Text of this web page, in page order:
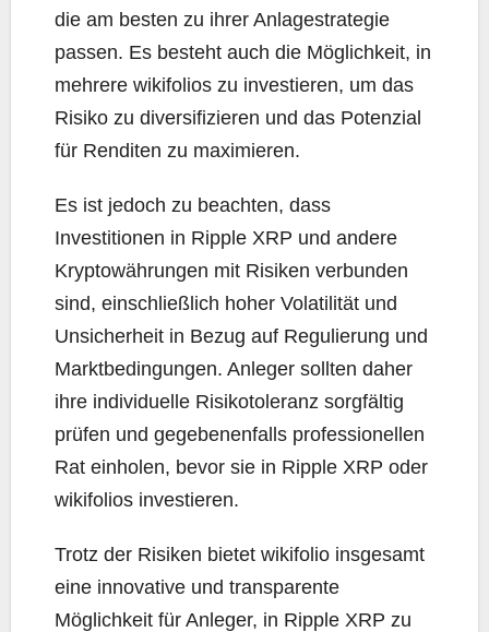
die am besten zu ihrer Anlagestrategie
passen. Es besteht auch die Möglichkeit, in
mehrere wikifolios zu investieren, um das
Risiko zu diversifizieren und das Potenzial
für Renditen zu maximieren.
Es ist jedoch zu beachten, dass
Investitionen in Ripple XRP und andere
Kryptowährungen mit Risiken verbunden
sind, einschließlich hoher Volatilität und
Unsicherheit in Bezug auf Regulierung und
Marktbedingungen. Anleger sollten daher
ihre individuelle Risikotoleranz sorgfältig
prüfen und gegebenenfalls professionellen
Rat einholen, bevor sie in Ripple XRP oder
wikifolios investieren.
Trotz der Risiken bietet wikifolio insgesamt
eine innovative und transparente
Möglichkeit für Anleger, in Ripple XRP zu